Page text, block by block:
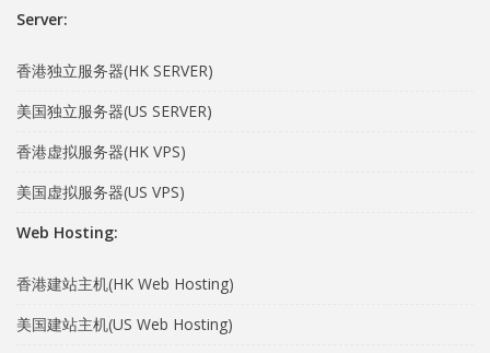
Server:
香港独立服务器(HK SERVER)
美国独立服务器(US SERVER)
香港虚拟服务器(HK VPS)
美国虚拟服务器(US VPS)
Web Hosting:
香港建站主机(HK Web Hosting)
美国建站主机(US Web Hosting)